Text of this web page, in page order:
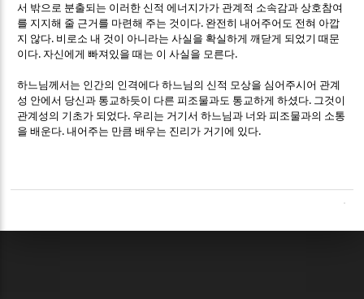
서 밖으로 분출되는 이러한 신적 에너지가가 관계적 소속감과 상호참여
를 지지해 줄 근거를 마련해 주는 것이다. 완전히 내어주어도 전혀 아깝
지 않다. 비로소 내 것이 아니라는 사실을 확실하게 깨닫게 되었기 때문
이다.자신에게 빠져있을 때는 이 사실을 모른다.
하느님께서는 인간의 인격에다 하느님의 신적 모상을 심어주시어 관계
성 안에서 당신과 통교하듯이 다른 피조물과도 통교하게 하셨다. 그것이
관계성의 기초가 되었다. 우리는 거기서 하느님과 너와 피조물과의 소통
을 배운다.내어주는 만큼 배우는 진리가 거기에 있다.